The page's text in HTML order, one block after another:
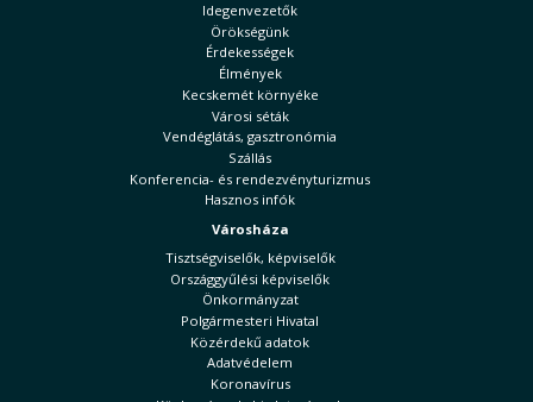
Idegenvezetők
Örökségünk
Érdekességek
Élmények
Kecskemét környéke
Városi séták
Vendéglátás, gasztronómia
Szállás
Konferencia- és rendezvényturizmus
Hasznos infók
Városháza
Tisztségviselők, képviselők
Országgyűlési képviselők
Önkormányzat
Polgármesteri Hivatal
Közérdekű adatok
Adatvédelem
Koronavírus